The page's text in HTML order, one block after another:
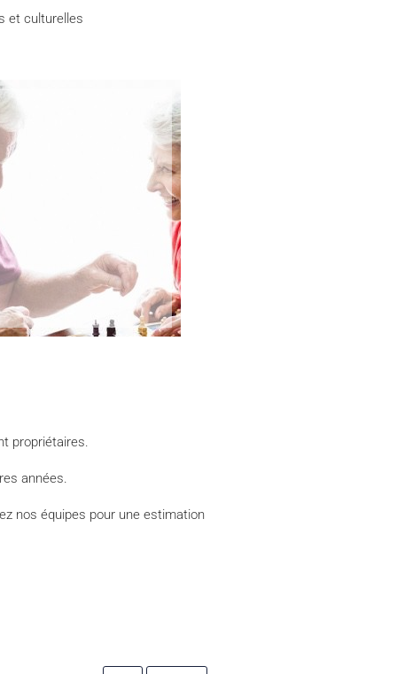
et culturelles
propriétaires.
années.
nos équipes pour une estimation